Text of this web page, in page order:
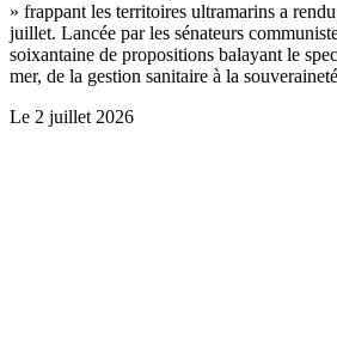
» frappant les territoires ultramarins a
juillet. Lancée par les sénateurs
soixantaine de propositions balayant le
mer, de la gestion sanitaire à la
Le 2 juillet 2026